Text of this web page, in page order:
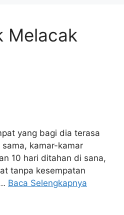
Melacak
yang bagi dia terasa
kamar-kamar
10 hari ditahan di sana,
tanpa kesempatan
Baca Selengkapnya